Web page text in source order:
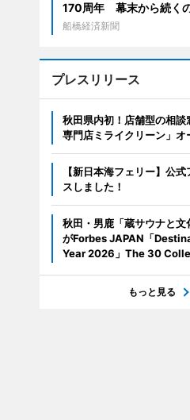
170周年 幕末から続く
船橋経済新聞
プレスリリース
秋田県内初！店舗型の相談
専門店ミライクリーン」オ
【新日本海フェリー】公
スしました！
秋田・男鹿「蔵サウナと文
がForbes JAPAN「
Year 2026」The 30
もっと見る